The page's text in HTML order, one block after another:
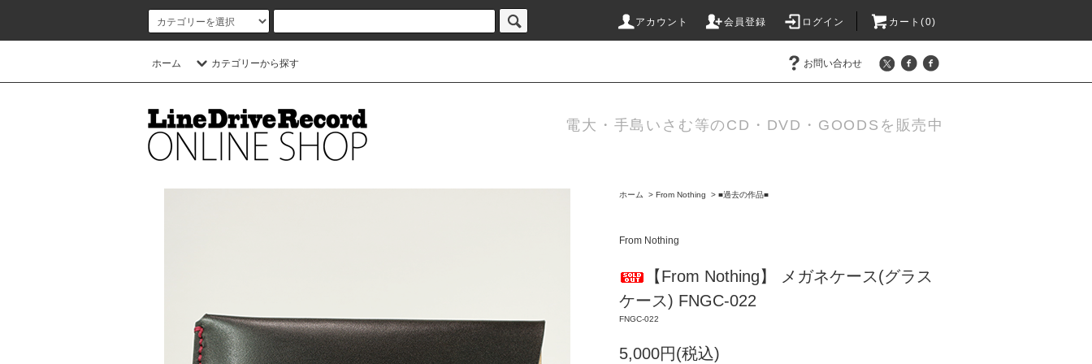
アカウント 会員登録 ログイン カート(0)
ホーム カテゴリーから探す お問い合わせ
電大・手島いさむ等のCD・DVD・GOODSを販売中
ホーム > From Nothing > ■過去の作品■
From Nothing
【From Nothing】 メガネケース(グラス
ケース) FNGC-022
FNGC-022
5,000円(税込)